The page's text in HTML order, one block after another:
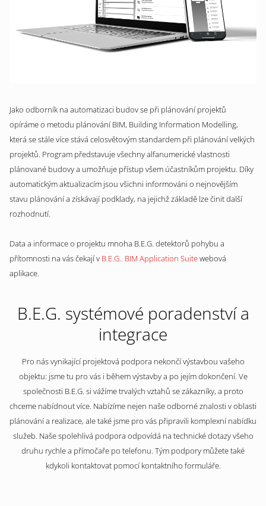
Jako odborník na automatizaci budov se při plánování projektů
opíráme o metodu plánování BIM, Building Information Modelling,
která se stále více stává celosvětovým standardem při plánování velkých
projektů. Program představuje všechny alfanumerické vlastnosti
plánované budovy a umožňuje přístup všem účastníkům projektu. Díky
automatickým aktualizacím jsou všichni informováni o nejnovějším
stavu plánování a získávají podklady, na jejichž základě lze činit další
rozhodnutí.
Data a informace o projektu mnoha B.E.G. detektorů pohybu a
přítomnosti na vás čekají v B.E.G.. BIM Application Suitewebová
aplikace.
B.E.G. systémové poradenství a
integrace
Pro nás vynikající projektová podpora nekončí výstavbou vašeho
objektu: jsme tu pro vás i během výstavby a po jejím dokončení. Ve
společnosti B.E.G. si vážíme trvalých vztahů se zákazníky, a proto
chceme nabídnout více. Nabízíme nejen naše odborné znalosti v oblasti
plánování a realizace, ale také jsme pro vás připravili komplexní nabídku
služeb. Naše spolehlivá podpora odpovídá na technické dotazy všeho
druhu rychle a přímočaře po telefonu. Tým podpory můžete také
kdykoli kontaktovat pomocí kontaktního formuláře.